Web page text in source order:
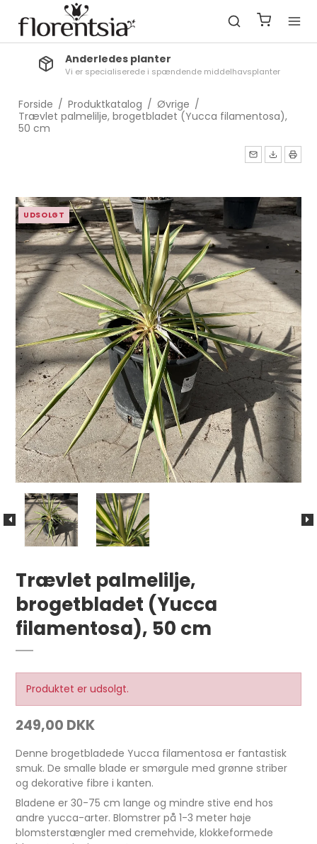
Anderledes planter
Vi er specialiserede i spændende middelhavsplanter
Forside / Produktkatalog / Øvrige /
Trævlet palmelilje, brogetbladet (Yucca filamentosa),
50 cm
UDSOLGT
Trævlet palmelilje,
brogetbladet (Yucca
filamentosa), 50 cm
Produktet er udsolgt.
249,00 DKK
Denne brogetbladede Yucca filamentosa er fantastisk
smuk. De smalle blade er smørgule med grønne striber
og dekorative fibre i kanten.
Bladene er 30-75 cm lange og mindre stive end hos
andre yucca-arter. Blomstrer på 1-3 meter høje
blomsterstængler med cremehvide, klokkeformede